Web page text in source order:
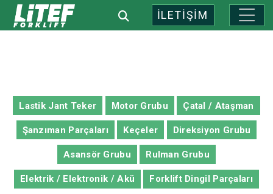
İLETİŞİM
Lastik Jant Teker Motor Grubu Çatal / Ataşman
Şanzıman Parçaları Keçeler Direksiyon Grubu
Asansör Grubu Rulman Grubu
Elektrik / Elektronik / Akü Forklift Dingil Parçaları